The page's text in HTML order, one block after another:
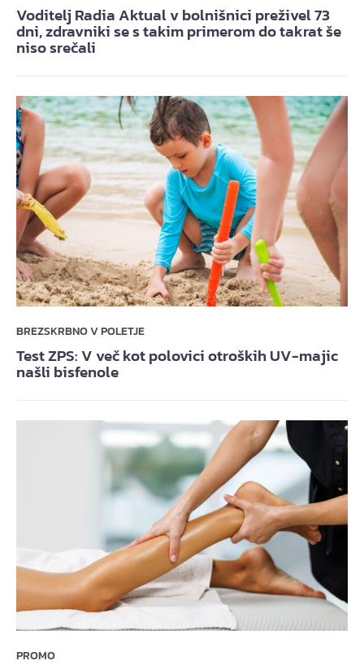
Voditelj Radia Aktual v bolnišnici preživel 73
dni, zdravniki se s takim primerom do takrat še
niso srečali
BREZSKRBNO V POLETJE
Test ZPS: V več kot polovici otroških UV-majic
našli bisfenole
PROMO